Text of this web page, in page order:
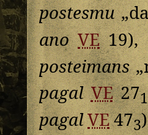
postesmu
ano VE19),
posteimans
pagal VE27
pagalVE473